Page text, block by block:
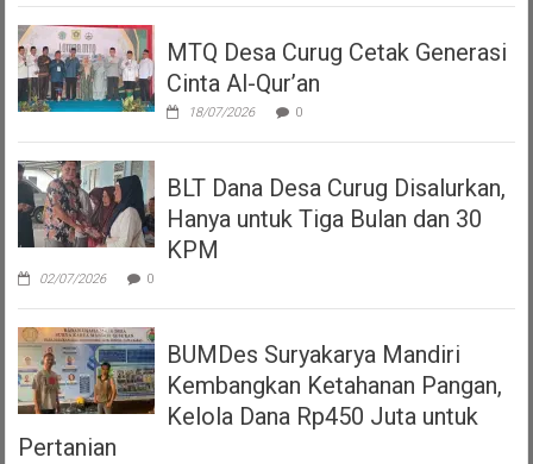
MTQ Desa Curug Cetak Generasi
Cinta Al-Qur’an
18/07/2026 0
BLT Dana Desa Curug Disalurkan,
Hanya untuk Tiga Bulan dan 30
KPM
02/07/2026 0
BUMDes Suryakarya Mandiri
Kembangkan Ketahanan Pangan,
Kelola Dana Rp450 Juta untuk
Pertanian